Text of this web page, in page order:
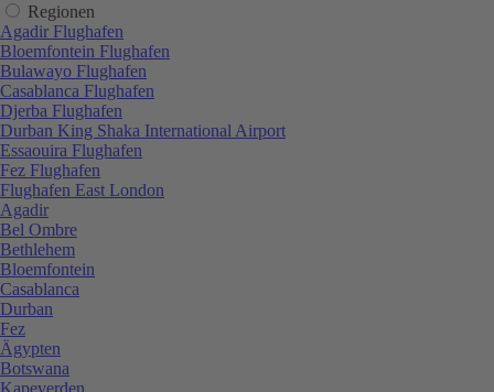
Regionen
Agadir Flughafen
Bloemfontein Flughafen
Bulawayo Flughafen
Casablanca Flughafen
Djerba Flughafen
Durban King Shaka International Airport
Essaouira Flughafen
Fez Flughafen
Flughafen East London
Agadir
Bel Ombre
Bethlehem
Bloemfontein
Casablanca
Durban
Fez
Ägypten
Botswana
Kapeverden